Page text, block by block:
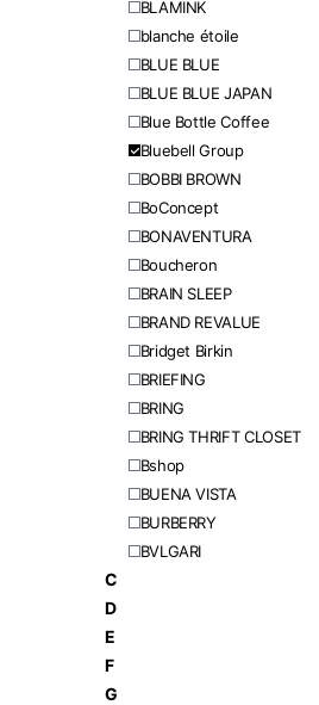
BLAMINK
blanche étoile
BLUE BLUE
BLUE BLUE JAPAN
Blue Bottle Coffee
Bluebell Group
BOBBI BROWN
BoConcept
BONAVENTURA
Boucheron
BRAIN SLEEP
BRAND REVALUE
Bridget Birkin
BRIEFING
BRING
BRING THRIFT CLOSET
Bshop
BUENA VISTA
BURBERRY
BVLGARI
C
D
E
F
G